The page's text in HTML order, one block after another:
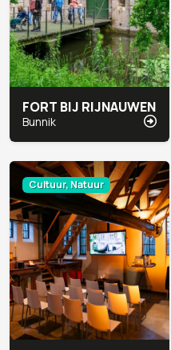
FORT BIJ RIJNAUWEN
Bunnik
Cultuur, Natuur